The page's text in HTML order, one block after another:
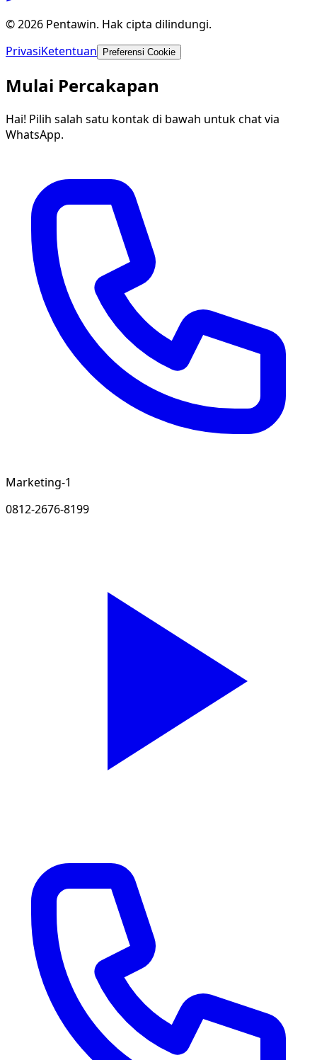
© 2026 Pentawin. Hak cipta dilindungi.
PrivasiKetentuan Preferensi Cookie
Mulai Percakapan
Hai! Pilih salah satu kontak di bawah untuk chat via
WhatsApp.
Marketing-1
0812-2676-8199